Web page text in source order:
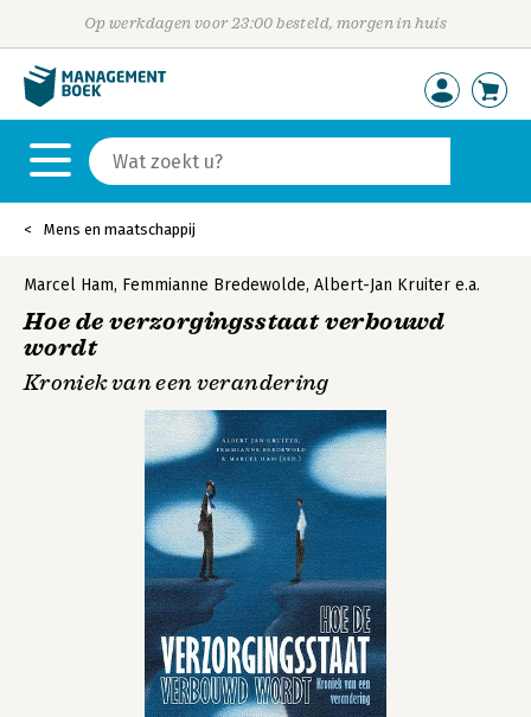
Op werkdagen voor 23:00 besteld, morgen in huis
Mens en maatschappij
Marcel Ham, Femmianne Bredewolde, Albert-Jan Kruiter e.a.
Hoe de verzorgingsstaat verbouwd
wordt
Kroniek van een verandering